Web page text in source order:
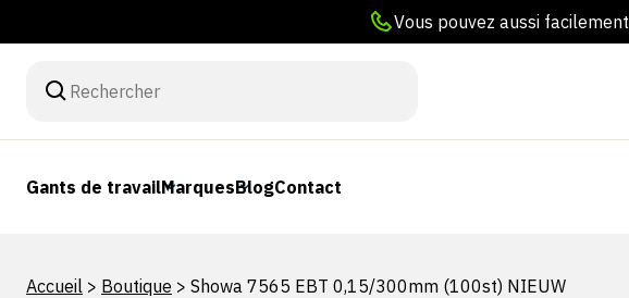
Vous pouvez aussi
Gants de travailMarquesBlogContact
Accueil > Boutique > Showa 7565 EBT 0,15/300mm (100st) NIEUW